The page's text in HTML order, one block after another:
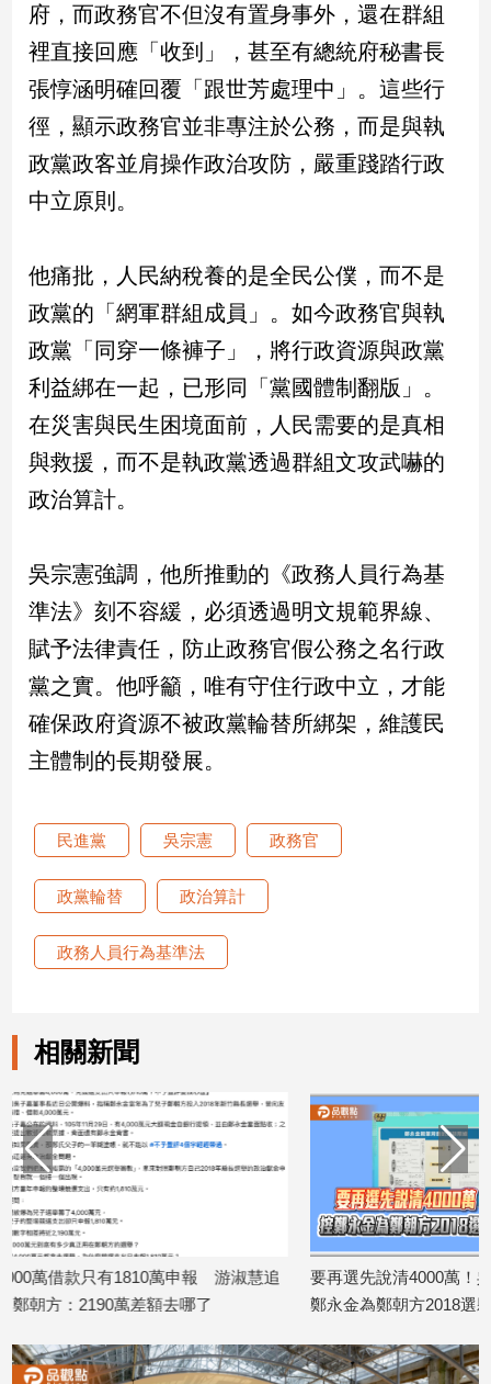
焦
點
觀
點
兩
際
社
會/
地
冠
病
毒
專
南
台
灣
觀
點
南
點
娛
樂
樂
星
流
行/
時
尚
追
星
活
府，而政務官不但沒有置身事外，還在群組
裡直接回應「收到」，甚至有總統府秘書長
張惇涵明確回覆「跟世芳處理中」。這些行
徑，顯示政務官並非專注於公務，而是與執
政黨政客並肩操作政治攻防，嚴重踐踏行政
中立原則。
他痛批，人民納稅養的是全民公僕，而不是
政黨的「網軍群組成員」。如今政務官與執
政黨「同穿一條褲子」，將行政資源與政黨
利益綁在一起，已形同「黨國體制翻版」。
在災害與民生困境面前，人民需要的是真相
與救援，而不是執政黨透過群組文攻武嚇的
政治算計。
吳宗憲強調，他所推動的《政務人員行為基
準法》刻不容緩，必須透過明文規範界線、
賦予法律責任，防止政務官假公務之名行政
黨之實。他呼籲，唯有守住行政中立，才能
確保政府資源不被政黨輪替所綁架，維護民
主體制的長期發展。
民進黨 吳宗憲 政務官
政黨輪替 政治算計
政務人員行為基準法
相關新聞
淑慧追
要再選先說清4000萬！吳子嘉秀票據 控
鄭永金為鄭朝方2018選縣長籌錢至今未
2026/08/07
吳乃仁管
反駁：沒